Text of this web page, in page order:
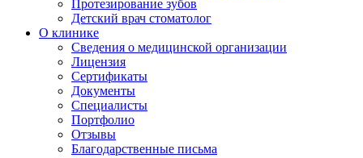
Протезирование зубов
Детский врач стоматолог
О клинике
Сведения о медицинской организации
Лицензия
Сертификаты
Документы
Специалисты
Портфолио
Отзывы
Благодарственные письма